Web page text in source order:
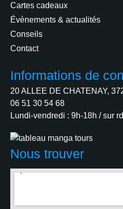
Cartes cadeaux
Évènements & actualités
Conseils
Contact
Informations de
20 ALLEE DE CHATENAY,
06 51 30 54 68
Lundi-vendredi : 9h-18h / sur
Nous trouver